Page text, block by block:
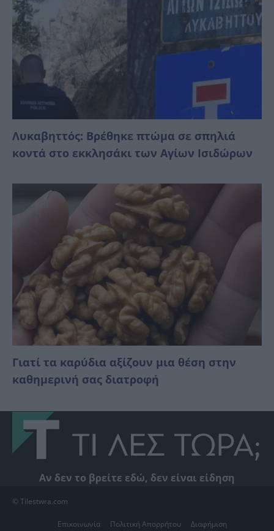
Λυκαβηττός: Βρέθηκε πτώμα σε σπηλιά
κοντά στο εκκλησάκι των Αγίων Ισιδώρων
Γιατί τα καρύδια αξίζουν μια θέση στην
καθημερινή σας διατροφή
Αν δεν το βρείτε εδώ, δεν είναι είδηση
© Tilestwra.com
Επικοινωνία Πολιτική Απορρήτου Διαφήμιση